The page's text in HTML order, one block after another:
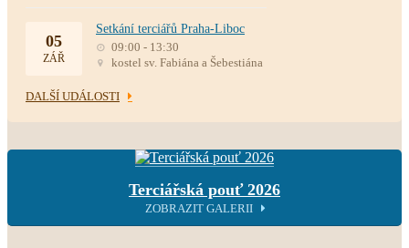
05
ZÁŘ
Setkání terciářů Praha-Liboc
09:00 - 13:30
kostel sv. Fabiána a Šebestiána
DALŠÍ UDÁLOSTI
Terciářská pouť 2026
ZOBRAZIT GALERII